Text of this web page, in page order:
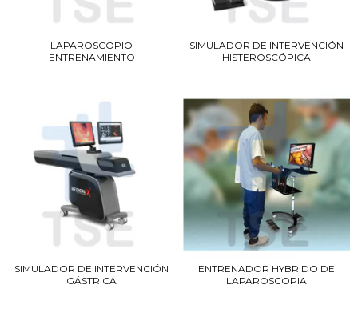
LAPAROSCOPIO
ENTRENAMIENTO
SIMULADOR DE INTERVENCIÓN
HISTEROSCÓPICA
SIMULADOR DE INTERVENCIÓN
GÁSTRICA
ENTRENADOR HYBRIDO DE
LAPAROSCOPIA